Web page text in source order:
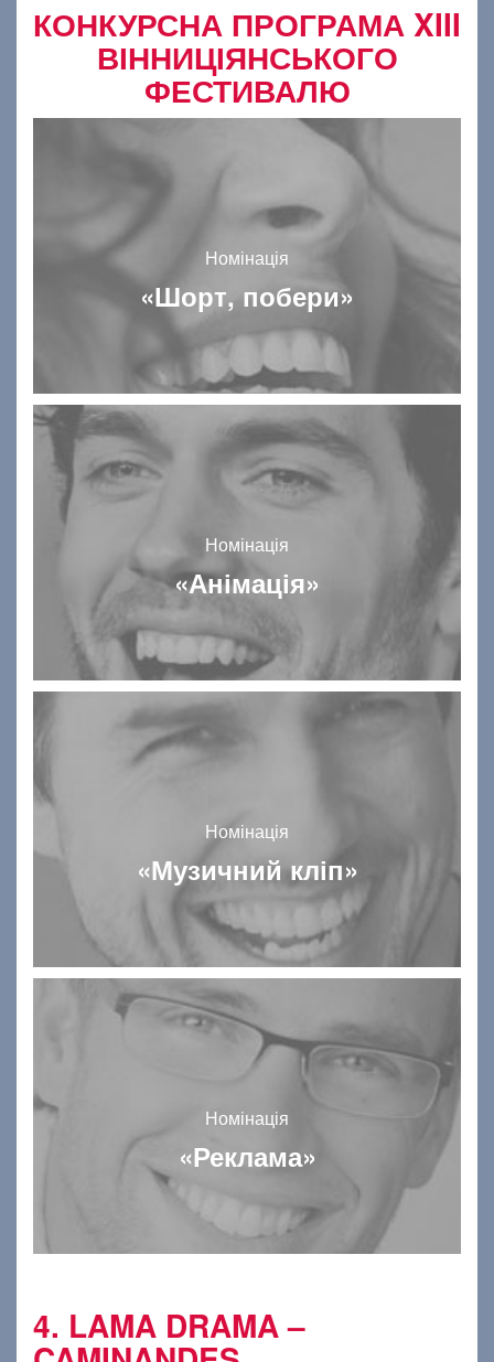
КОНКУРСНА ПРОГРАМА XIII
ВІННИЦІЯНСЬКОГО
ФЕСТИВАЛЮ
Номінація
«Шорт, побери»
Номінація
«Анімація»
Номінація
«Музичний кліп»
Номінація
«Реклама»
4. LAMA DRAMA –